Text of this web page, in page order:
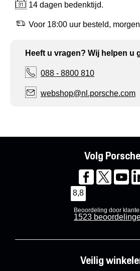
14 dagen bedenktijd.
Voor 18:00 uur besteld,
Heeft u vragen? Wij helpen u
088 - 8800 810
webshop@nl.porsche.com
Volg Porsche
8,8
Beoordeling door
1523
Veilig